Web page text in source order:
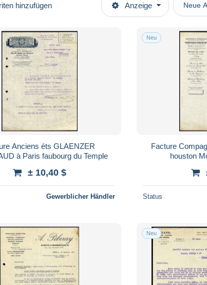
hinzufügen Anzeige
Anciens éts GLAENZER
à Paris faubourg du Temple
± 10,40 $
Gewerblicher Händler
Neu
Facture
houston
Status
Neu